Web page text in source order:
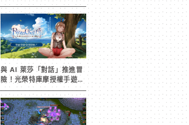
景與限定周邊搶先看
與 AI 萊莎「對話」推進冒
險！光榮特庫摩授權手遊
《RyzaChat:AI ライザと
創るあなただけのひと夏の
夢物語》事前登錄今日啟動